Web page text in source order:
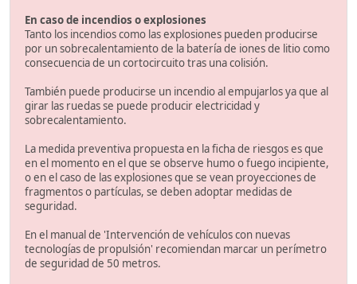
En caso de incendios o explosiones
Tanto los incendios como las explosiones pueden producirse
por un sobrecalentamiento de la batería de iones de litio como
consecuencia de un cortocircuito tras una colisión.
También puede producirse un incendio al empujarlos ya que al
girar las ruedas se puede producir electricidad y
sobrecalentamiento.
La medida preventiva propuesta en la ficha de riesgos es que
en el momento en el que se observe humo o fuego incipiente,
o en el caso de las explosiones que se vean proyecciones de
fragmentos o partículas, se deben adoptar medidas de
seguridad.
En el manual de 'Intervención de vehículos con nuevas
tecnologías de propulsión' recomiendan marcar un perímetro
de seguridad de 50 metros.